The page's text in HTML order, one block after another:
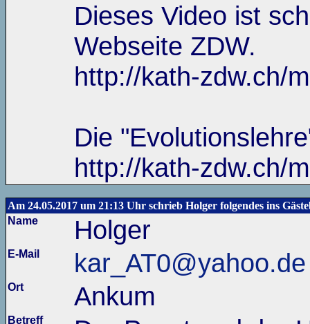
Dieses Video ist
Webseite ZDW.
http://kath-zdw.ch/
Die
http://kath-zdw.ch/
Am 24.05.2017 um 21:13 Uhr schrieb Holger folgendes ins
Name
Holger
E-Mail kar_AT0@yahoo.de
Ort Ankum
Betreff